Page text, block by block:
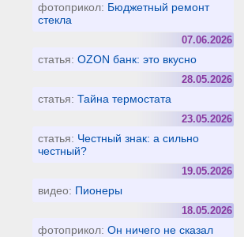
фотоприкол: Бюджетный ремонт
стекла
07.06.2026
статья:OZON банк: это вкусно
28.05.2026
статья:Тайна термостата
23.05.2026
статья: Честный знак: а сильно
честный?
19.05.2026
видео: Пионеры
18.05.2026
фотоприкол:Он ничего не сказал